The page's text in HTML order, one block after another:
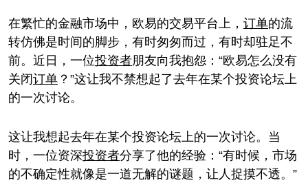
在繁忙的金融市场中，欧易的交易平台上， 订单的流
转仿佛是时间的脚步，有时匆匆而过，有时却驻足不
前。近日，一位投资者朋友向我抱怨：“欧易怎么没有
关闭订单 ？”这让我不禁想起了去年在某个投资论坛上
的一次讨论。
这让我想起去年在某个投资论坛上的一次讨论。当
时，一位资深投资者分享了他的经验：“有时候，市场
的不确定性就像是一道无解的谜题，让人捉摸不透。”